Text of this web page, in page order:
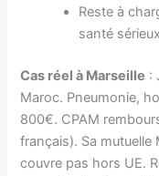
Reste à
santé
Cas réel à Marseille :
Maroc. Pneumonie,
800€. CPAM
français). Sa mutuelle
couvre pas hors UE.